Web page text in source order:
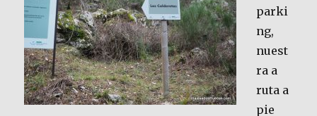
parki
ng,
nuest
ra a
ruta a
pie